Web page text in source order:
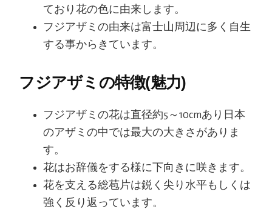
ており花の色に由来します。
フジアザミの由来は富士山周辺に多く自生
する事からきています。
フジアザミの特徴(魅力)
フジアザミの花は直径約5～10cmあり日本
のアザミの中では最大の大きさがありま
す。
花はお辞儀をする様に下向きに咲きます。
花を支える総苞片は鋭く尖り水平もしくは
強く反り返っています。